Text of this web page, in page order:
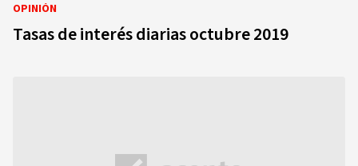
OPINIÓN
Tasas de interés diarias octubre 2019